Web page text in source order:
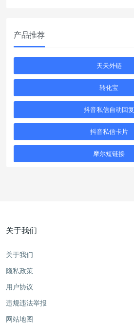
产品推荐
天天外链
转化宝
抖音私信自动回复
抖音私信卡片
摩尔短链接
关于我们
关于我们
隐私政策
用户协议
违规违法举报
网站地图